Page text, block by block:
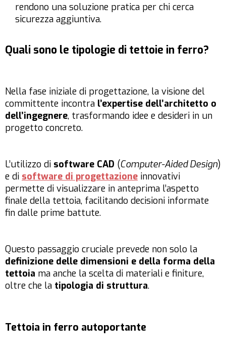
rendono una soluzione pratica per chi cerca
sicurezza aggiuntiva.
Quali sono le tipologie di tettoie in ferro?
Nella fase iniziale di progettazione, la visione del
committente incontra l’expertise dell’architetto o
dell’ingegnere, trasformando idee e desideri in un
progetto concreto.
L’utilizzo di software CAD (Computer-Aided Design)
e di software di progettazione innovativi
permette di visualizzare in anteprima l’aspetto
finale della tettoia, facilitando decisioni informate
fin dalle prime battute.
Questo passaggio cruciale prevede non solo la
definizione delle dimensioni e della forma della
tettoia ma anche la scelta di materiali e finiture,
oltre che la tipologia di struttura.
Tettoia in ferro autoportante